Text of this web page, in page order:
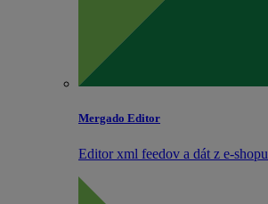
Mergado Editor
Editor xml feedov a dát z e‑shopu